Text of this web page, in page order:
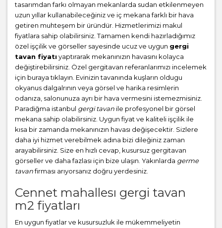
tasarımdan farkı olmayan mekanlarda sudan etkilenmeyen
uzun yıllar kullanabileceğiniz ve iç mekana farklı bir hava
getiren muhteşem bir üründür. Hizmetlerimizi makul
fiyatlara sahip olabilirsiniz. Tamamen kendi hazırladığımız
özel işçilik ve görseller sayesinde ucuz ve uygun gergi
tavan fiyatı yaptırarak mekanınızın havasını kolayca
değiştirebilirsiniz. Özel gergitavan referanlarımızı incelemek
için buraya tıklayın. Evinizin tavanında kuşların oldugu
okyanus dalgalrının veya görsel ve harika resimlerin
odanıza, salonunuza ayrı bir hava vermesini istemezmisiniz.
Paradiğma istanbul gergi tavan ile profesyonel bir görsel
mekana sahip olabilirsiniz. Uygun fiyat ve kaliteli işçilik ile
kısa bir zamanda mekanınızın havası değişecektir. Sizlere
daha iyi hizmet verebilmek adına bizi dileğiniz zaman
arayabilirsiniz. Size en hızlı cevap, kusursuz gergitavan
görseller ve daha fazlası için bize ulaşın. Yakınlarda germe
tavanfirması arıyorsanız doğru yerdesiniz.
Cennet mahallesı gergi tavan
m2 fiyatları
En uygun fiyatlar ve kusursuzluk ile mükemmeliyetin